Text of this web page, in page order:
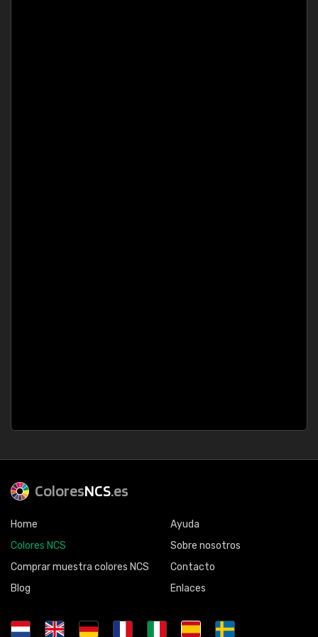
ColoresNCS.es
Home
Colores NCS
Comprar muestra colores NCS
Blog
Ayuda
Sobre nosotros
Contacto
Enlaces